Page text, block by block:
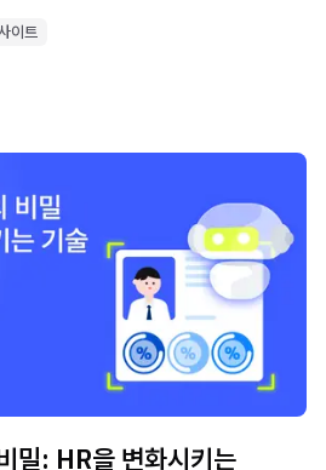
이트
밀: HR을 변화시키는